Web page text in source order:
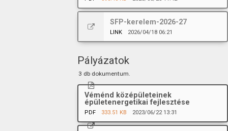
SFP-kerelem-2026-27
LINK 2026/04/18 06:21
Pályázatok
3 db dokumentum.
Véménd középületeinek
épületenergetikai fejlesztése
PDF 333.51 KB 2023/06/22 13:31